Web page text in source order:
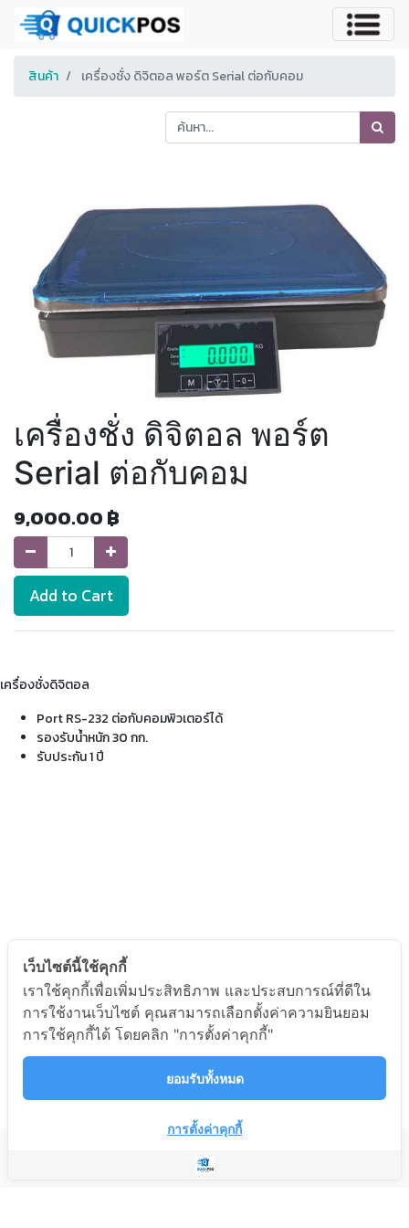
สินค้า เครื่องชั่ง ดิจิตอล พอร์ต Serial ต่อกับคอม
เครื่องชั่ง ดิจิตอล พอร์ต
Serial ต่อกับคอม
9,000.00฿
Add to Cart
เครื่องชั่งดิจิตอล
Port RS-232 ต่อกับคอมพิวเตอร์ได้
รองรับน้ำหนัก 30 กก.
รับประกัน 1 ปี
เว็บไซต์นี้ใช้คุกกี้
เราใช้คุกกี้เพื่อเพิ่มประสิทธิภาพ และประสบการณ์ที่ดีใน
การใช้งานเว็บไซต์ คุณสามารถเลือกตั้งค่าความยินยอม
การใช้คุกกี้ได้ โดยคลิก "การตั้งค่าคุกกี้"
ยอมรับทั้งหมด
การตั้งค่าคุกกี้